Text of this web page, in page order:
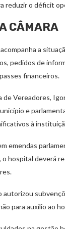
reduzir o déficit
CÂMARA
a
pedidos de
financeiros.
de Vereadores,
e
à
emendas
hospital deverá
autorizou
para auxílio ao